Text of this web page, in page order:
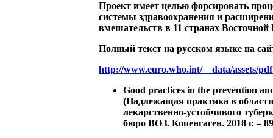
Проект имеет целью форсировать
системы здравоохранения и
вмешательств в 11 странах
Полный текст на русском языке на
http://www.euro.who.int/__data/assets/
Good practices in the prevention
(Надлежащая практика в
лекарственно-устойчивого
бюро ВОЗ. Копенгаген. 2018 г. –